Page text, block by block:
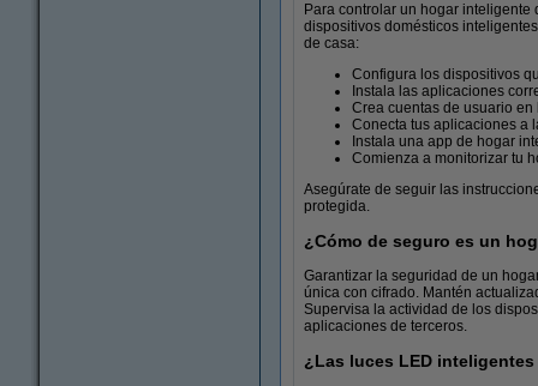
Equipos de red
Para controlar un hogar
dispositivos domésticos
de casa:
Configura los dispositivos
Instala las aplicaciones
Crea cuentas de usuario
Conecta tus aplicaciones a
Instala una app de hogar
Comienza a monitorizar tu
Asegúrate de seguir las
protegida.
¿Cómo de seguro es un
Garantizar la seguridad de un
única con cifrado. Mantén
Supervisa la actividad de los
aplicaciones de terceros.
¿Las luces LED